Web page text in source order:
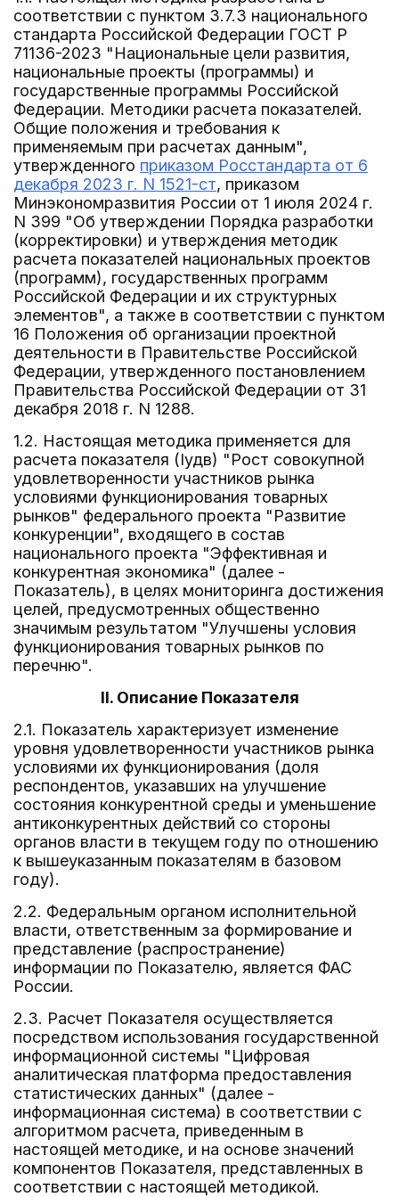
соответствии с пунктом 3.7.3 национального
стандарта Российской Федерации ГОСТ Р
71136-2023 "Национальные цели развития,
национальные проекты (программы) и
государственные программы Российской
Федерации. Методики расчета показателей.
Общие положения и требования к
применяемым при расчетах данным",
утвержденного приказом Росстандарта от 6
декабря 2023 г. N 1521-ст, приказом
Минэкономразвития России от 1 июля 2024 г.
N 399 "Об утверждении Порядка разработки
(корректировки) и утверждения методик
расчета показателей национальных проектов
(программ), государственных программ
Российской Федерации и их структурных
элементов", а также в соответствии с пунктом
16 Положения об организации проектной
деятельности в Правительстве Российской
Федерации, утвержденного постановлением
Правительства Российской Федерации от 31
декабря 2018 г. N 1288.
1.2. Настоящая методика применяется для
расчета показателя (Iудв) "Рост совокупной
удовлетворенности участников рынка
условиями функционирования товарных
рынков" федерального проекта "Развитие
конкуренции", входящего в состав
национального проекта "Эффективная и
конкурентная экономика" (далее -
Показатель), в целях мониторинга достижения
целей, предусмотренных общественно
значимым результатом "Улучшены условия
функционирования товарных рынков по
перечню".
II. Описание Показателя
2.1. Показатель характеризует изменение
уровня удовлетворенности участников рынка
условиями их функционирования (доля
респондентов, указавших на улучшение
состояния конкурентной среды и уменьшение
антиконкурентных действий со стороны
органов власти в текущем году по отношению
к вышеуказанным показателям в базовом
году).
2.2. Федеральным органом исполнительной
власти, ответственным за формирование и
представление (распространение)
информации по Показателю, является ФАС
России.
2.3. Расчет Показателя осуществляется
посредством использования государственной
информационной системы "Цифровая
аналитическая платформа предоставления
статистических данных" (далее -
информационная система) в соответствии с
алгоритмом расчета, приведенным в
настоящей методике, и на основе значений
компонентов Показателя, представленных в
соответствии с настоящей методикой.